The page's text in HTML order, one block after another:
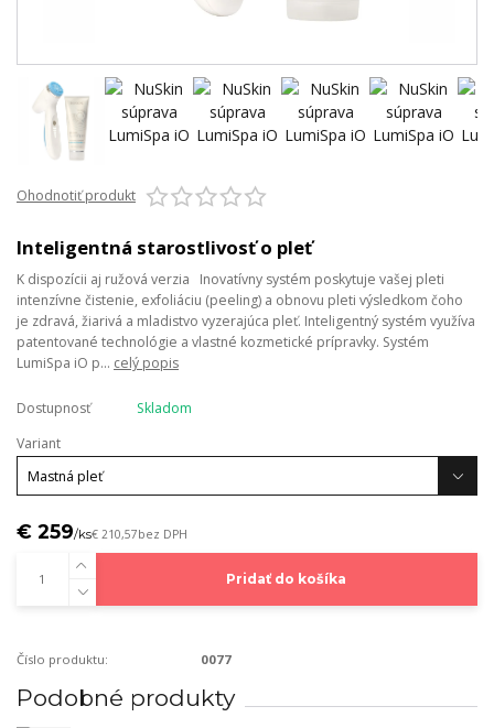
Ohodnotiť produkt
Inteligentná starostlivosť o pleť
K dispozícii aj ružová verzia Inovatívny systém poskytuje vašej pleti
intenzívne čistenie, exfoliáciu (peeling) a obnovu pleti výsledkom čoho
je zdravá, žiarivá a mladistvo vyzerajúca pleť. Inteligentný systém využíva
patentované technológie a vlastné kozmetické prípravky. Systém
LumiSpa iO p... celý popis
Dostupnosť
Skladom
Variant
€ 259/ks€ 210,57bez DPH
Pridať do košíka
Číslo produktu: 0077
Podobné produkty